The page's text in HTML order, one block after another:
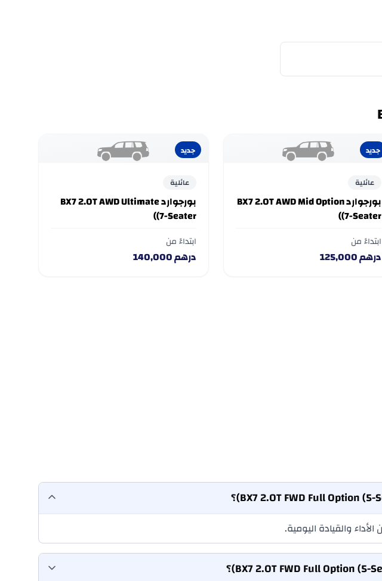
جديد
عائلية
بورجوارد BX7 2.0T AWD Mid Option
(7-Seater)
ابتداءً من
درهم125,000
جديد
عائلية
بورجوارد BX7 2.0T AWD Ultimate
(7-Seater)
ابتداءً من
درهم140,000